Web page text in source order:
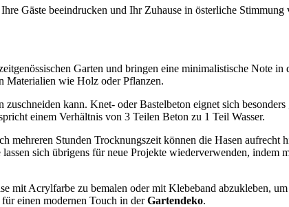
Gäste beeindrucken und Ihr Zuhause in österliche Stimmung
Garten und bringen eine minimalistische Note
Materialien wie Holz oder Pflanzen.
kann. Knet- oder Bastelbeton eignet sich
einem Verhältnis von 3 Teilen Beton zu 1 Teil Wasser.
Stunden Trocknungszeit können die Hasen aufrecht
sich übrigens für neue Projekte wiederverwenden, indem
mit Acrylfarbe zu bemalen oder mit Klebeband abzukleben,
einen modernen Touch in derGartendeko.